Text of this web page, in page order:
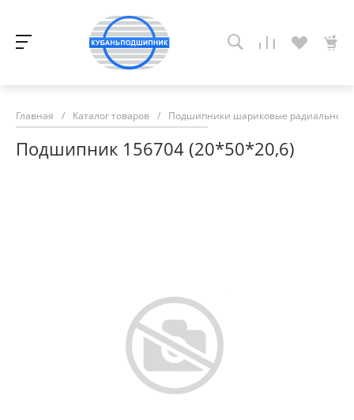
Главная / Каталог товаров / Подшипники шариковые радиально-
Подшипник 156704 (20*50*20,6)